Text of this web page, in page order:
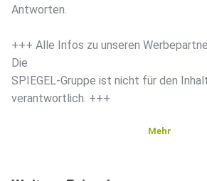
Antworten.
+++ Alle Infos zu unseren
Die
SPIEGEL-Gruppe ist nicht für den
verantwortlich. +++
Mehr